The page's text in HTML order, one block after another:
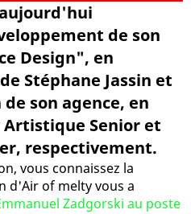
de son
Design", en
Stéphane Jassin et
son agence, en
Senior et
respectivement.
vous connaissez la
d'Air of melty vous a
Zadgorski au poste